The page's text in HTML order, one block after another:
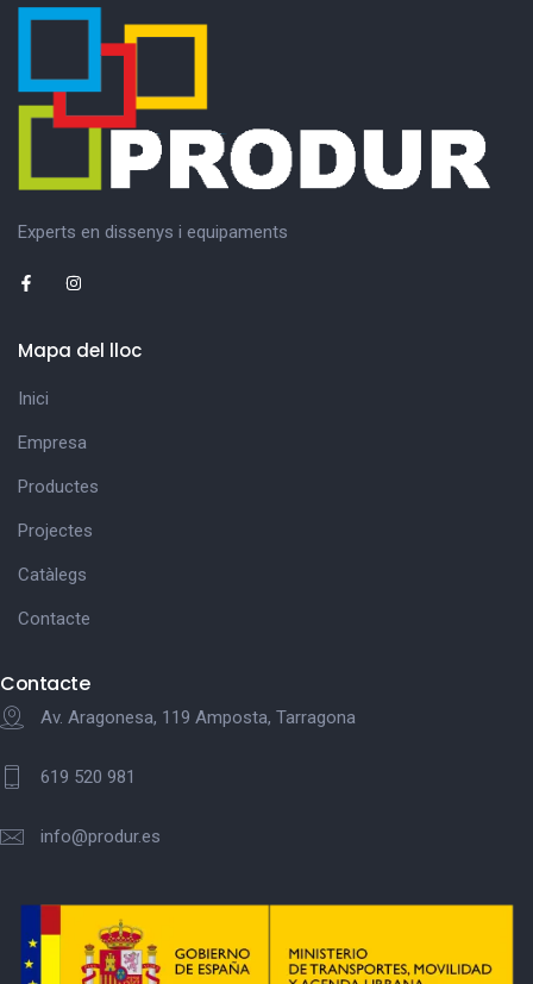
Experts en dissenys i equipaments
Mapa del lloc
Inici
Empresa
Productes
Projectes
Catàlegs
Contacte
Contacte
Av. Aragonesa, 119 Amposta, Tarragona
619 520 981
info@produr.es